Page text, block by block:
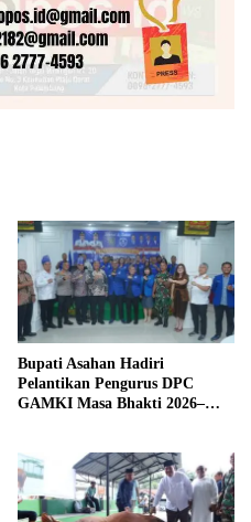
Bupati Asahan Hadiri
Pelantikan Pengurus DPC
GAMKI Masa Bhakti 2026–